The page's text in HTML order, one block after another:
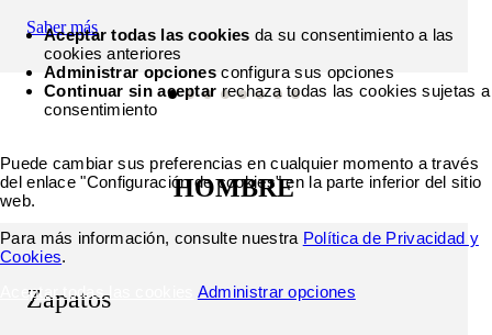
Saber más
HOMBRE
Zapatos
Aceptar todas las cookies da su consentimiento a las
cookies anteriores
Administrar opciones configura sus opciones
Continuar sin aceptar rechaza todas las cookies sujetas a
consentimiento
Puede cambiar sus preferencias en cualquier momento a través
del enlace "Configuración de cookies" en la parte inferior del sitio
web.
Para más información, consulte nuestra Política de Privacidad y
Cookies.
Aceptar todas las cookies
Administrar opciones